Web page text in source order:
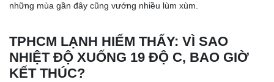
những mùa gần đây cũng vướng nhiều lùm xùm.
TPHCM LẠNH HIẾM THẤY: VÌ SAO
NHIỆT ĐỘ XUỐNG 19 ĐỘ C, BAO GIỜ
KẾT THÚC?